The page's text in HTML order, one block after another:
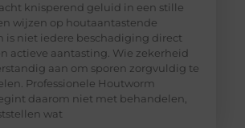
knisperend geluid in een stille
wijzen op houtaantastende
is niet iedere beschadiging direct
actieve aantasting. Wie zekerheid
aan om sporen zorgvuldig te
Professionele Houtworm
daarom niet met behandelen,
wat